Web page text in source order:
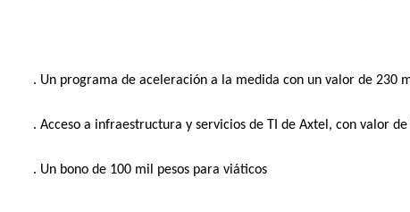
. Un programa de aceleración a la medida con un valor de 230
. Acceso a infraestructura y servicios de TI de Axtel, con valor
. Un bono de 100 mil pesos para viáticos